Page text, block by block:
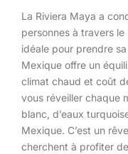
La Riviera Maya a
personnes à travers
idéale pour prendre
Mexique offre un
climat chaud et coût
vous réveiller chaque
blanc, d’eaux
Mexique. C’est un
cherchent à profiter